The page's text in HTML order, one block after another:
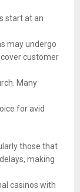
start at an
may undergo
cover customer
Many
for avid
those that
making
casinos with